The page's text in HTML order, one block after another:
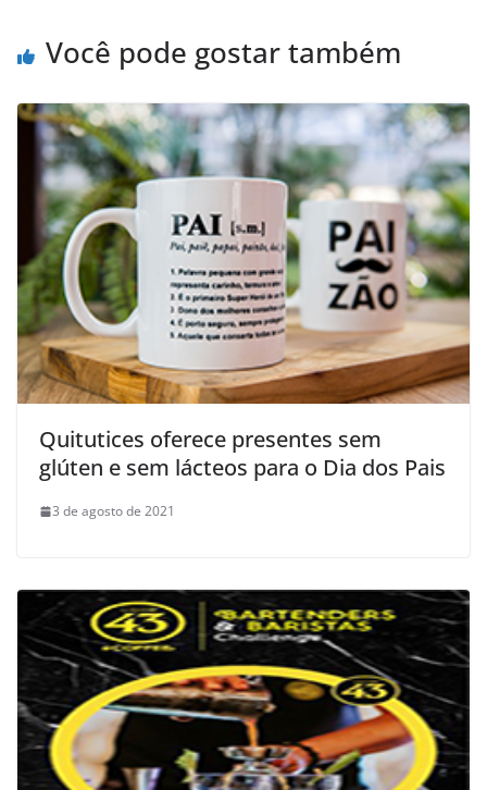
Você pode gostar também
Quitutices oferece presentes sem
glúten e sem lácteos para o Dia dos Pais
3 de agosto de 2021